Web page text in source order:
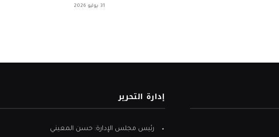
31 يوليو 2026
إدارة التحرير
رئيس مجلس الإدارة: حسن المعيني